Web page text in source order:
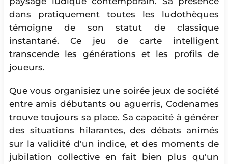
dans pratiquement toutes les ludothèques
témoigne de son statut de classique
instantané. Ce jeu de carte intelligent
transcende les générations et les profils de
joueurs.
Que vous organisiez une soirée jeux de société
entre amis débutants ou aguerris, Codenames
trouve toujours sa place. Sa capacité à générer
des situations hilarantes, des débats animés
sur la validité d'un indice, et des moments de
jubilation collective en fait bien plus qu'un